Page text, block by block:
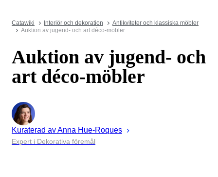
Catawiki Interiör och dekoration
Antikviteter och klassiska möbler
Auktion av jugend- och art déco-möbler
Auktion av jugend- och
art déco-möbler
Kuraterad avAnna Hue-Roques
Expert i Dekorativa föremål